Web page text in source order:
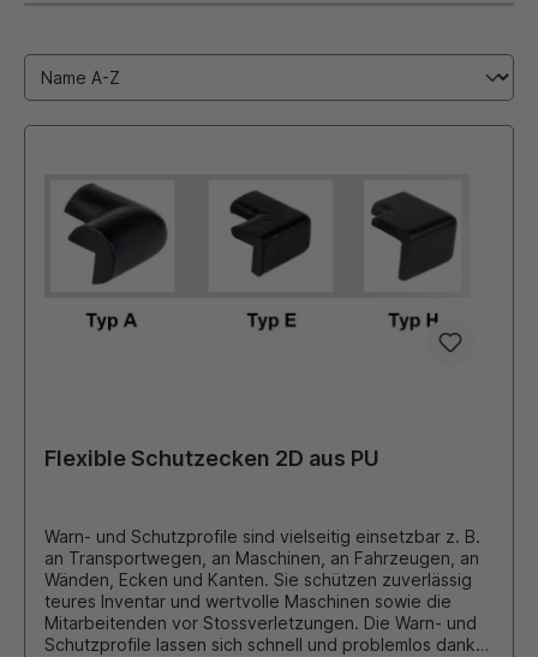
Flexible Schutzecken 2D aus PU
Warn- und Schutzprofile sind vielseitig einsetzbar z. B.
an Transportwegen, an Maschinen, an Fahrzeugen, an
Wänden, Ecken und Kanten. Sie schützen zuverlässig
teures Inventar und wertvolle Maschinen sowie die
Mitarbeitenden vor Stossverletzungen. Die Warn- und
Schutzprofile lassen sich schnell und problemlos dank